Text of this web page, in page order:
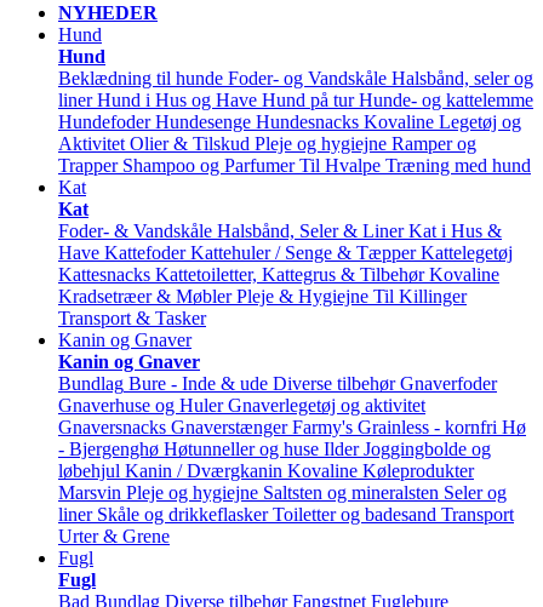
NYHEDER
Hund
Hund
Beklædning til hunde Foder- og Vandskåle Halsbånd, seler og
liner Hund i Hus og Have Hund på tur Hunde- og kattelemme
Hundefoder Hundesenge Hundesnacks Kovaline Legetøj og
Aktivitet Olier & Tilskud Pleje og hygiejne Ramper og
Trapper Shampoo og Parfumer Til Hvalpe Træning med hund
Kat
Kat
Foder- & Vandskåle Halsbånd, Seler & Liner Kat i Hus &
Have Kattefoder Kattehuler / Senge & Tæpper Kattelegetøj
Kattesnacks Kattetoiletter, Kattegrus & Tilbehør Kovaline
Kradsetræer & Møbler Pleje & Hygiejne Til Killinger
Transport & Tasker
Kanin og Gnaver
Kanin og Gnaver
Bundlag Bure - Inde & ude Diverse tilbehør Gnaverfoder
Gnaverhuse og Huler Gnaverlegetøj og aktivitet
Gnaversnacks Gnaverstænger Farmy's Grainless - kornfri Hø
- Bjergenghø Høtunneller og huse Ilder Joggingbolde og
løbehjul Kanin / Dværgkanin Kovaline Køleprodukter
Marsvin Pleje og hygiejne Saltsten og mineralsten Seler og
liner Skåle og drikkeflasker Toiletter og badesand Transport
Urter & Grene
Fugl
Fugl
Bad Bundlag Diverse tilbehør Fangstnet Fuglebure